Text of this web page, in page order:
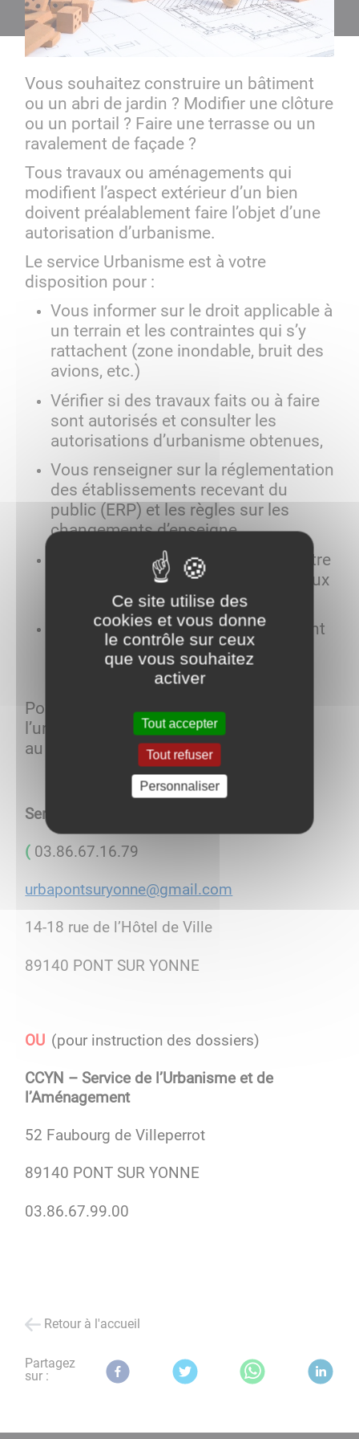
Vous souhaitez construire un bâtiment
ou un abri de jardin ? Modifier une clôture
ou un portail ? Faire une terrasse ou un
ravalement de façade ?
Tous travaux ou aménagements qui
modifient l’aspect extérieur d’un bien
doivent préalablement faire l’objet d’une
autorisation d’urbanisme.
Le service Urbanisme est à votre
disposition pour :
Vous informer sur le droit applicable à
un terrain et les contraintes qui s’y
rattachent (zone inondable, bruit des
avions, etc.)
Vérifier si des travaux faits ou à faire
sont autorisés et consulter les
autorisations d’urbanisme obtenues,
Vous renseigner sur la réglementation
des établissements recevant du
public (ERP) et les règles sur les
changements d’enseigne,
Signaler un logement qui pourrait être
insalubre ou des éléments dangereux
qui pourraient entraîner un péril,
Répondre à toutes questions portant
sur des constructions et leurs
réglementations.
Pour tout renseignement concernant
l’urbanisme sur la ville, adressez-vous
au :
Service urbanisme
( 03.86.67.16.79
urbapontsuryonne@gmail.com
14-18 rue de l’Hôtel de Ville
89140 PONT SUR YONNE
OU (pour instruction des dossiers)
CCYN – Service de l’Urbanisme et de
l’Aménagement
52 Faubourg de Villeperrot
89140 PONT SUR YONNE
03.86.67.99.00
Retour à l'accueil
Partagez
sur :
Ce site utilise des
cookies et vous donne
le contrôle sur ceux
que vous souhaitez
activer
Tout accepter
Tout refuser
Personnaliser